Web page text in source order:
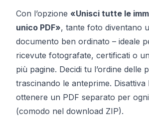
Con l’opzione «Unisci tutte le
unico PDF», tante foto diventano
documento ben ordinato – ideale
ricevute fotografate, certificati o
più pagine. Decidi tu l’ordine delle
trascinando le anteprime. Disattiva
ottenere un PDF separato per
(comodo nel download ZIP).